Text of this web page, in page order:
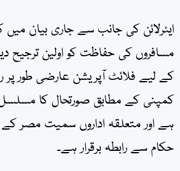
ایئرلائن کی جانب سے جاری بیان میں
مسافروں کی حفاظت کو اولین ترجیح
کے لیے فلائٹ آپریشن عارضی طور پر
کمپنی کے مطابق صورتحال کا مسلسل
ہے اور متعلقہ اداروں سمیت مصر کے
حکام سے رابطہ برقرار ہے۔